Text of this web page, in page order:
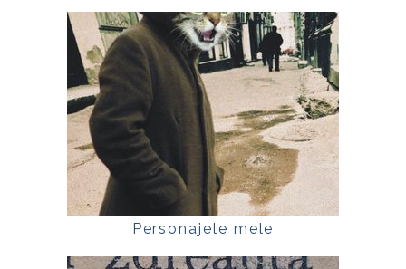
Personajele mele